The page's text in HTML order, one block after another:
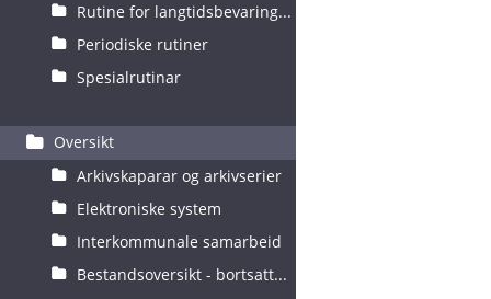
Rutine for langtidsbevaring...
Periodiske rutiner
Spesialrutinar
Oversikt
Arkivskaparar og arkivserier
Elektroniske system
Interkommunale samarbeid
Bestandsoversikt - bortsatt...